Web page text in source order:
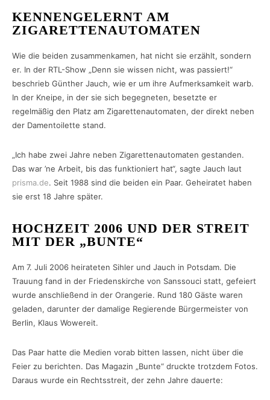
KENNENGELERNT AM
ZIGARETTENAUTOMATEN
Wie die beiden zusammenkamen, hat nicht sie erzählt, sondern
er. In der RTL-Show „Denn sie wissen nicht, was passiert!“
beschrieb Günther Jauch, wie er um ihre Aufmerksamkeit warb.
In der Kneipe, in der sie sich begegneten, besetzte er
regelmäßig den Platz am Zigarettenautomaten, der direkt neben
der Damentoilette stand.
„Ich habe zwei Jahre neben Zigarettenautomaten gestanden.
Das war ’ne Arbeit, bis das funktioniert hat“, sagte Jauch laut
prisma.de. Seit 1988 sind die beiden ein Paar. Geheiratet haben
sie erst 18 Jahre später.
HOCHZEIT 2006 UND DER STREIT
MIT DER „BUNTE“
Am 7. Juli 2006 heirateten Sihler und Jauch in Potsdam. Die
Trauung fand in der Friedenskirche von Sanssouci statt, gefeiert
wurde anschließend in der Orangerie. Rund 180 Gäste waren
geladen, darunter der damalige Regierende Bürgermeister von
Berlin, Klaus Wowereit.
Das Paar hatte die Medien vorab bitten lassen, nicht über die
Feier zu berichten. Das Magazin „Bunte“ druckte trotzdem Fotos.
Daraus wurde ein Rechtsstreit, der zehn Jahre dauerte: